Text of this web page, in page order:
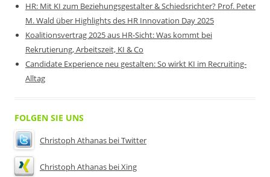
HR: Mit KI zum Beziehungsgestalter & Schiedsrichter? Prof. Peter
M. Wald über Highlights des HR Innovation Day 2025
Koalitionsvertrag 2025 aus HR-Sicht: Was kommt bei
Rekrutierung, Arbeitszeit, KI & Co
Candidate Experience neu gestalten: So wirkt KI im Recruiting-
Alltag
FOLGEN SIE UNS
Christoph Athanas bei Twitter
Christoph Athanas bei Xing